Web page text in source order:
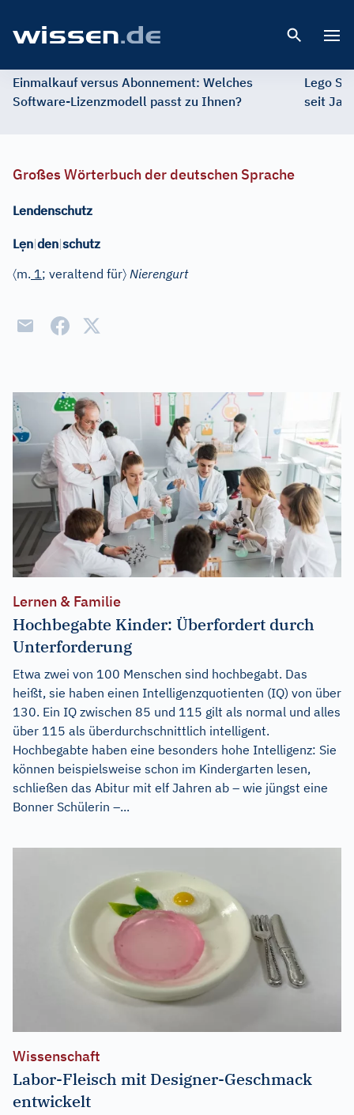
Einmalkauf versus Abonnement: Welches
Software-Lizenzmodell passt zu Ihnen?
Lego
seit
Großes Wörterbuch der deutschen Sprache
Lendenschutz
Lẹn|den|schutz
〈m. 1; veraltend für〉 Nierengurt
Lernen & Familie
Hochbegabte Kinder: Überfordert durch
Unterforderung
Etwa zwei von 100 Menschen sind hochbegabt. Das
heißt, sie haben einen Intelligenzquotienten (IQ) von über
130. Ein IQ zwischen 85 und 115 gilt als normal und alles
über 115 als überdurchschnittlich intelligent.
Hochbegabte haben eine besonders hohe Intelligenz: Sie
können beispielsweise schon im Kindergarten lesen,
schließen das Abitur mit elf Jahren ab – wie jüngst eine
Bonner Schülerin –...
Wissenschaft
Labor-Fleisch mit Designer-Geschmack
entwickelt